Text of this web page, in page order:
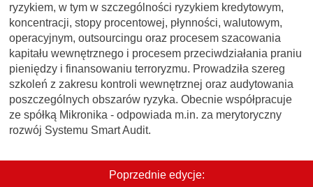
ryzykiem, w tym w szczególności ryzykiem kredytowym,
koncentracji, stopy procentowej, płynności, walutowym,
operacyjnym, outsourcingu oraz procesem szacowania
kapitału wewnętrznego i procesem przeciwdziałania praniu
pieniędzy i finansowaniu terroryzmu. Prowadziła szereg
szkoleń z zakresu kontroli wewnętrznej oraz audytowania
poszczególnych obszarów ryzyka. Obecnie współpracuje
ze spółką Mikronika - odpowiada m.in. za merytoryczny
rozwój Systemu Smart Audit.
Poprzednie edycje: